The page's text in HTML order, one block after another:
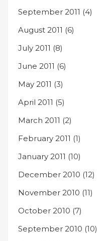
September 2011 (4)
August 2011 (6)
July 2011 (8)
June 2011 (6)
May 2011 (3)
April 2011 (5)
March 2011 (2)
February 2011 (1)
January 2011 (10)
December 2010 (12)
November 2010 (11)
October 2010 (7)
September 2010 (10)